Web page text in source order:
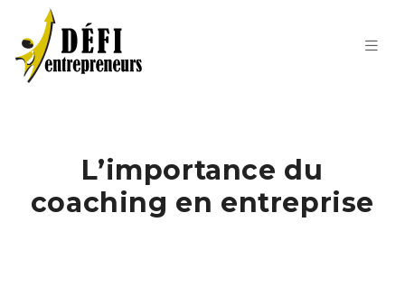
L’importance du
coaching en entreprise